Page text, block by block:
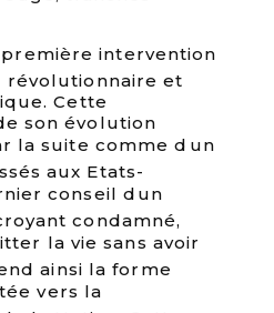
première intervention
révolutionnaire et
Cette
son évolution
la suite comme dun
aux Etats-
conseil dun
condamné,
la vie sans avoir
ainsi la forme
vers la